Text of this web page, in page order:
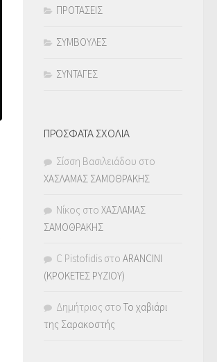
ΠΡΟΤΑΣΕΙΣ
ΣΥΜΒΟΥΛΕΣ
ΣΥΝΤΑΓΕΣ
ΠΡΟΣΦΑΤΑ ΣΧΟΛΙΑ
Σίσση Βασιλειάδου στο
ΧΑΣΛΑΜΑΣ ΣΑΜΟΘΡΑΚΗΣ
Νίκος στο ΧΑΣΛΑΜΑΣ
ΣΑΜΟΘΡΑΚΗΣ
C Pistofidis στο ARANCINI
(ΚΡΟΚΕΤΕΣ ΡΥΖΙΟΥ)
Δημήτριος στο Το χαβιάρι
της Σαρακοστής